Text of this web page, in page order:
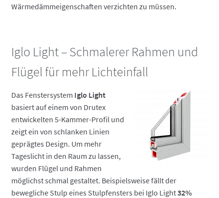
Wärmedämmeigenschaften verzichten zu müssen.
Iglo Light – Schmalerer Rahmen und
Flügel für mehr Lichteinfall
Das Fenstersystem Iglo Light
basiert auf einem von Drutex
entwickelten 5-Kammer-Profil und
zeigt ein von schlanken Linien
geprägtes Design. Um mehr
Tageslicht in den Raum zu lassen,
wurden Flügel und Rahmen
möglichst schmal gestaltet. Beispielsweise fällt der
bewegliche Stulp eines Stulpfensters bei Iglo Light32%